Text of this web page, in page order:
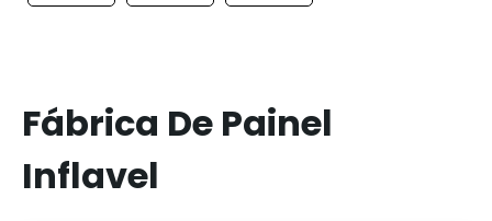
Fábrica De Painel
Inflavel